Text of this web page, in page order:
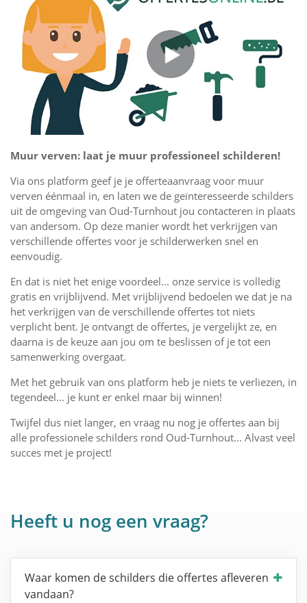
Muur verven: laat je muur professioneel schilderen!
Via ons platform geef je je offerteaanvraag voor muur
verven éénmaal in, en laten we de geïnteresseerde schilders
uit de omgeving van Oud-Turnhout jou contacteren in plaats
van andersom. Op deze manier wordt het verkrijgen van
verschillende offertes voor je schilderwerken snel en
eenvoudig.
En dat is niet het enige voordeel... onze service is volledig
gratis en vrijblijvend. Met vrijblijvend bedoelen we dat je na
het verkrijgen van de verschillende offertes tot niets
verplicht bent. Je ontvangt de offertes, je vergelijkt ze, en
daarna is de keuze aan jou om te beslissen of je tot een
samenwerking overgaat.
Met het gebruik van ons platform heb je niets te verliezen, in
tegendeel... je kunt er enkel maar bij winnen!
Twijfel dus niet langer, en vraag nu nog je offertes aan bij
alle professionele schilders rond Oud-Turnhout... Alvast veel
succes met je project!
Heeft u nog een vraag?
Waar komen de schilders die offertes afleveren
vandaan?